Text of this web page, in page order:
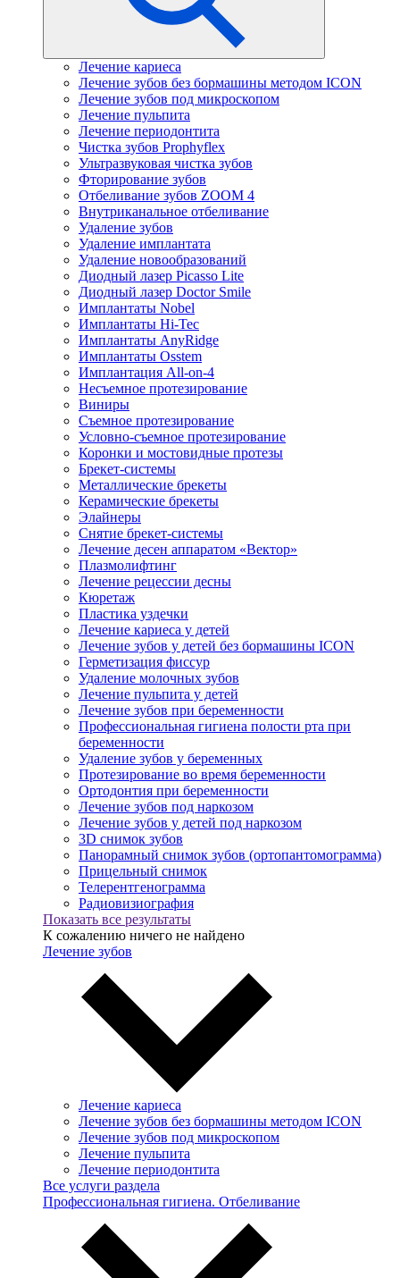
Лечение кариеса
Лечение зубов без бормашины методом ICON
Лечение зубов под микроскопом
Лечение пульпита
Лечение периодонтита
Чистка зубов Prophyflex
Ультразвуковая чистка зубов
Фторирование зубов
Отбеливание зубов ZOOM 4
Внутриканальное отбеливание
Удаление зубов
Удаление имплантата
Удаление новообразований
Диодный лазер Picasso Lite
Диодный лазер Doctor Smile
Имплантаты Nobel
Имплантаты Hi-Tec
Имплантаты AnyRidge
Имплантаты Osstem
Имплантация All-on-4
Несъемное протезирование
Виниры
Съемное протезирование
Условно-съемное протезирование
Коронки и мостовидные протезы
Брекет-системы
Металлические брекеты
Керамические брекеты
Элайнеры
Снятие брекет-системы
Лечение десен аппаратом «Вектор»
Плазмолифтинг
Лечение рецессии десны
Кюретаж
Пластика уздечки
Лечение кариеса у детей
Лечение зубов у детей без бормашины ICON
Герметизация фиссур
Удаление молочных зубов
Лечение пульпита у детей
Лечение зубов при беременности
Профессиональная гигиена полости рта при
беременности
Удаление зубов у беременных
Протезирование во время беременности
Ортодонтия при беременности
Лечение зубов под наркозом
Лечение зубов у детей под наркозом
3D снимок зубов
Панорамный снимок зубов (ортопантомограмма)
Прицельный снимок
Телерентгенограмма
Радиовизиография
Показать все результаты
К сожалению ничего не найдено
Лечение зубов
Лечение кариеса
Лечение зубов без бормашины методом ICON
Лечение зубов под микроскопом
Лечение пульпита
Лечение периодонтита
Все услуги раздела
Профессиональная гигиена. Отбеливание